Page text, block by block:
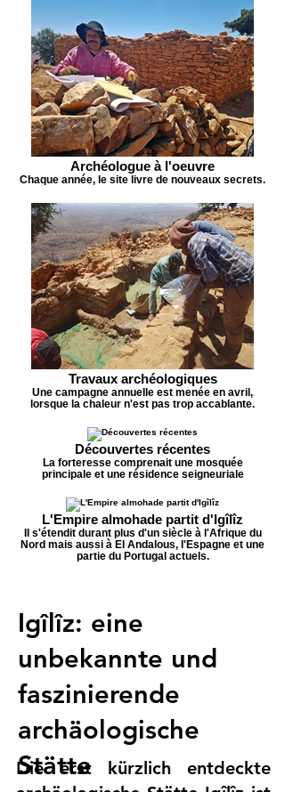
Archéologue à l'oeuvre
Chaque année, le site livre de nouveaux secrets.
Travaux archéologiques
Une campagne annuelle est menée en avril,
lorsque la chaleur n'est pas trop accablante.
Découvertes récentes
La forteresse comprenait une mosquée
principale et une résidence seigneuriale
L'Empire almohade partit d'Igîlîz
Il s'étendit durant plus d'un siècle à l'Afrique du
Nord mais aussi à El Andalous, l'Espagne et une
partie du Portugal actuels.
Igîlîz: eine
unbekannte und
faszinierende
archäologische
Stätte
Die erst kürzlich entdeckte